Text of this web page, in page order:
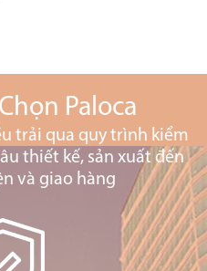
Paloca
trải qua quy trình kiểm
thiết kế, sản xuất đến
và giao hàng